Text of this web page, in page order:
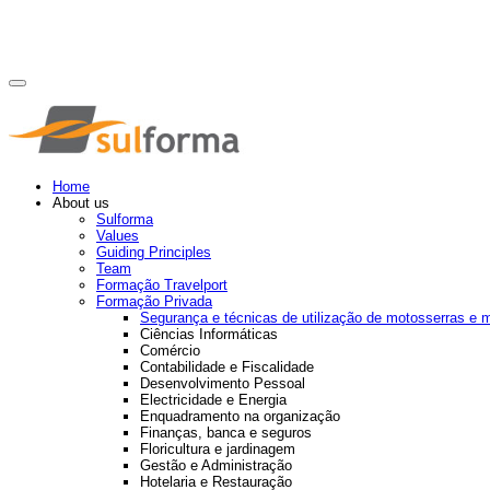
Home
About us
Sulforma
Values
Guiding Principles
Team
Formação Travelport
Formação Privada
Segurança e técnicas de utilização de motosserras e
Ciências Informáticas
Comércio
Contabilidade e Fiscalidade
Desenvolvimento Pessoal
Electricidade e Energia
Enquadramento na organização
Finanças, banca e seguros
Floricultura e jardinagem
Gestão e Administração
Hotelaria e Restauração